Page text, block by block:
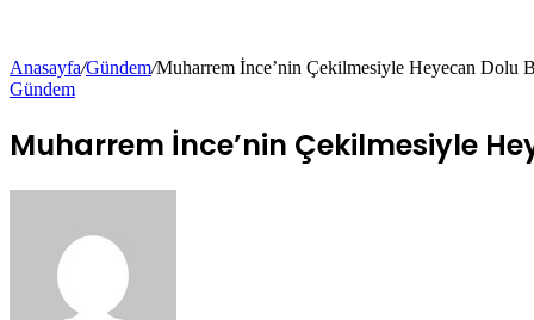
Anasayfa/Gündem/Muharrem İnce’nin Çekilmesiyle Heyecan Dolu
Gündem
Muharrem İnce’nin Çekilmesiyle